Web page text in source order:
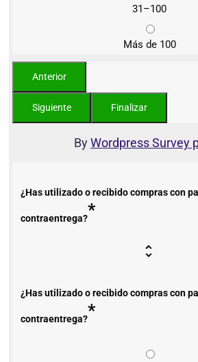
31–100
Más de 100
ByWordpress Survey
¿Has utilizado o recibido compras con
contraentrega?*
¿Has utilizado o recibido compras con
contraentrega?*